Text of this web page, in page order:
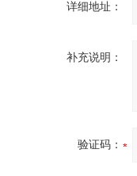
详细地址：
补充说明：
验证码：